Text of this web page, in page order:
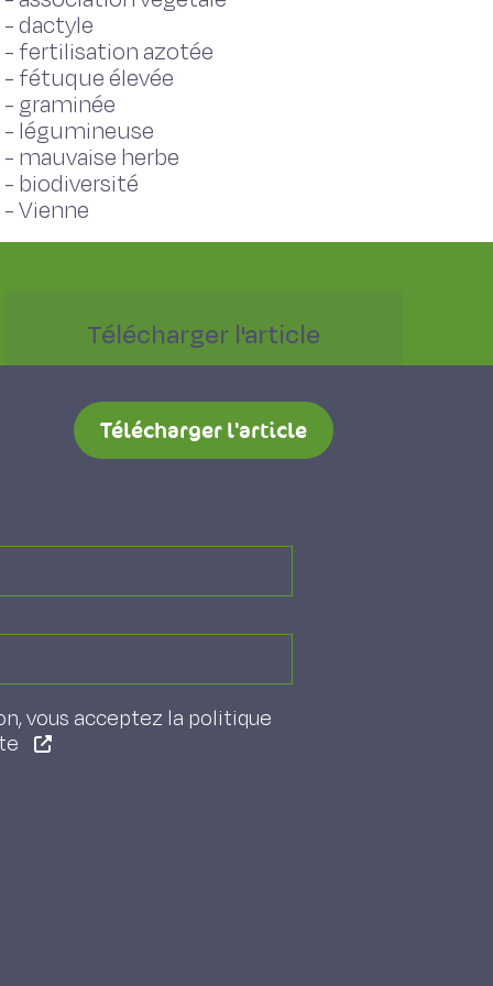
-dactyle
- fertilisation azotée
- fétuque élevée
- graminée
- légumineuse
- mauvaise herbe
- biodiversité
-Vienne
Télécharger l'article
Télécharger l'article
vous acceptez la politique